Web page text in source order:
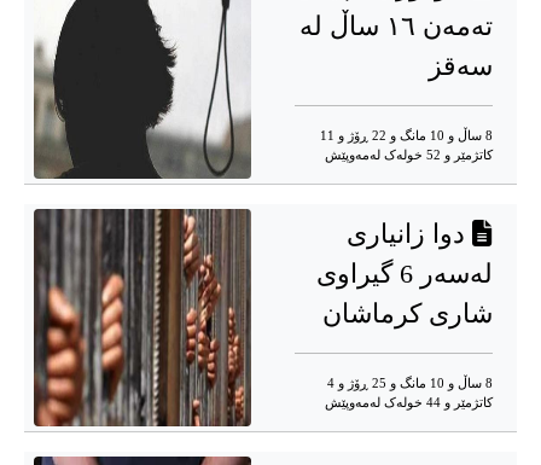
تەمەن ١٦ ساڵ لە
سەقز
8 ساڵ و 10 مانگ و 22 ڕۆژ و 11
کاتژمێر و 52 خوله‌ک له‌مه‌وپێش‌
دوا زانیاری
لەسەر 6 گیراوی
شاری کرماشان
8 ساڵ و 10 مانگ و 25 ڕۆژ و 4
کاتژمێر و 44 خوله‌ک له‌مه‌وپێش‌